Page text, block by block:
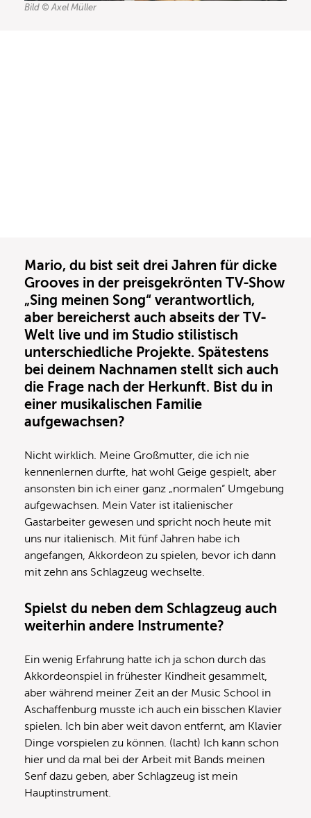
Bild © Axel Müller
Mario, du bist seit drei Jahren für dicke
Grooves in der preisgekrönten TV-Show
„Sing meinen Song“ verantwortlich,
aber bereicherst auch abseits der TV-
Welt live und im Studio stilistisch
unterschiedliche Projekte. Spätestens
bei deinem Nachnamen stellt sich auch
die Frage nach der Herkunft. Bist du in
einer musikalischen Familie
aufgewachsen?
Nicht wirklich. Meine Großmutter, die ich nie
kennenlernen durfte, hat wohl Geige gespielt, aber
ansonsten bin ich einer ganz „normalen“ Umgebung
aufgewachsen. Mein Vater ist italienischer
Gastarbeiter gewesen und spricht noch heute mit
uns nur italienisch. Mit fünf Jahren habe ich
angefangen, Akkordeon zu spielen, bevor ich dann
mit zehn ans Schlagzeug wechselte.
Spielst du neben dem Schlagzeug auch
weiterhin andere Instrumente?
Ein wenig Erfahrung hatte ich ja schon durch das
Akkordeonspiel in frühester Kindheit gesammelt,
aber während meiner Zeit an der Music School in
Aschaffenburg musste ich auch ein bisschen Klavier
spielen. Ich bin aber weit davon entfernt, am Klavier
Dinge vorspielen zu können. (lacht) Ich kann schon
hier und da mal bei der Arbeit mit Bands meinen
Senf dazu geben, aber Schlagzeug ist mein
Hauptinstrument.